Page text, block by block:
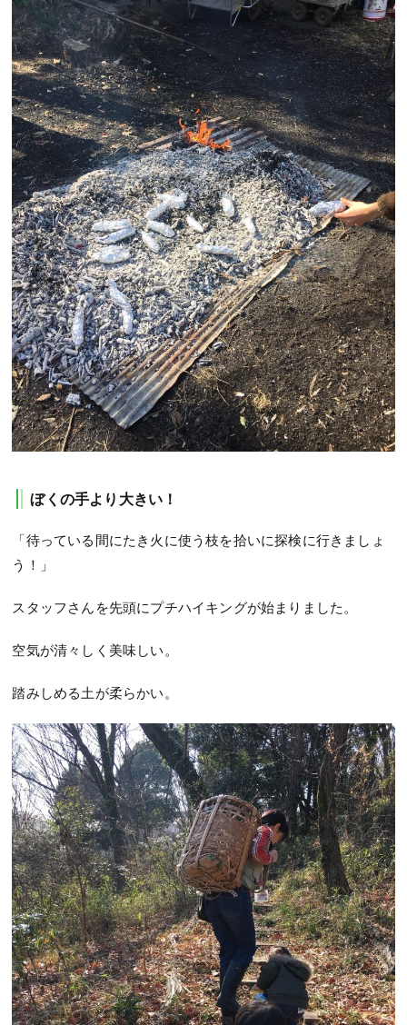
ぼくの手より大きい！
「待っている間にたき火に使う枝を拾いに探検に行きましょ
う！」
スタッフさんを先頭にプチハイキングが始まりました。
空気が清々しく美味しい。
踏みしめる土が柔らかい。